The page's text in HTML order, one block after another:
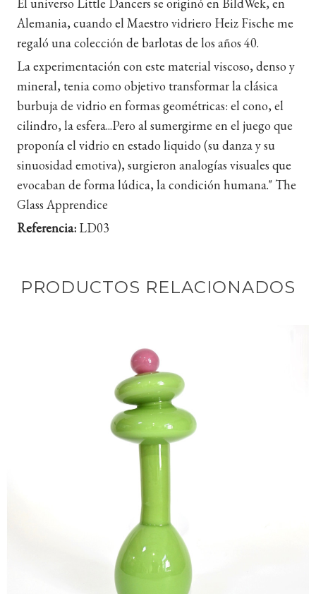
El universo Little Dancers se originó en BildWek, en
Alemania, cuando el Maestro vidriero Heiz Fische me
regaló una colección de barlotas de los años 40.
La experimentación con este material viscoso, denso y
mineral, tenia como objetivo transformar la clásica
burbuja de vidrio en formas geométricas: el cono, el
cilindro, la esfera...Pero al sumergirme en el juego que
proponía el vidrio en estado liquido (su danza y su
sinuosidad emotiva), surgieron analogías visuales que
evocaban de forma lúdica, la condición humana." The
Glass Apprendice
Referencia: LD03
PRODUCTOS RELACIONADOS